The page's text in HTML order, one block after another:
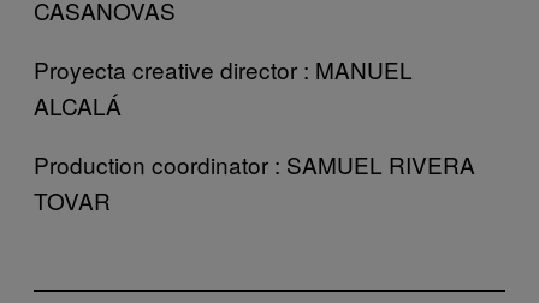
CASANOVAS
Proyecta creative director : MANUEL
ALCALÁ
Production coordinator : SAMUEL RIVERA
TOVAR